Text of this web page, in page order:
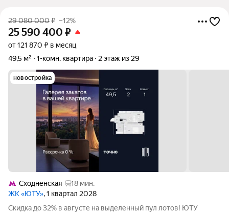
29 080 000₽ –12%
25 590 400 ₽
от 121 870 ₽ в месяц
49,5 м²
1-комн. квартира 2 этаж из 29
новостройка
Сходненская
18 мин.
ЖК «ЮТУ», 1 квартал 2028
Скидка до 32% в августе на выделенный пул лотов! ЮТУ